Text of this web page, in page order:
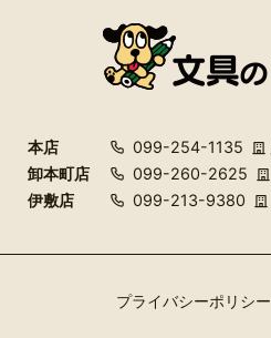
本店 099-254-1135
卸本町店
099-260-2625
伊敷店
099-213-9380
プライバシーポリシー